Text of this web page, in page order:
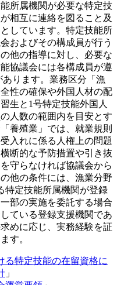
所属機関が必要な特定技
相互に連絡を図ること及
しています。特定技能所
およびその構成員が行う
他の指導に対し、必要な
協議会には各構成員が遵
ります。業務区分「漁
性の確保や外国人材の配
生と1号特定技能外国人
人数の範囲内を目安とす
養殖業」では、就業規則
入れに係る人権上の問題
断的な予防措置や引き抜
守らなければ協議会から
他の条件には、漁業分野
特定技能所属機関が登録
部の実施を委託する場合
ている登録支援機関であ
めに応じ、実務経験を証
す。
る特定技能の在留資格に
」